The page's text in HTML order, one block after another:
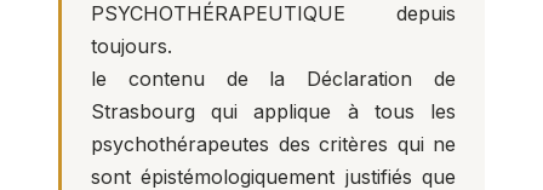
PSYCHOTHÉRAPEUTIQUE depuis
toujours.
le contenu de la Déclaration de
Strasbourg qui applique à tous les
psychothérapeutes des critères qui ne
sont épistémologiquement justifiés que